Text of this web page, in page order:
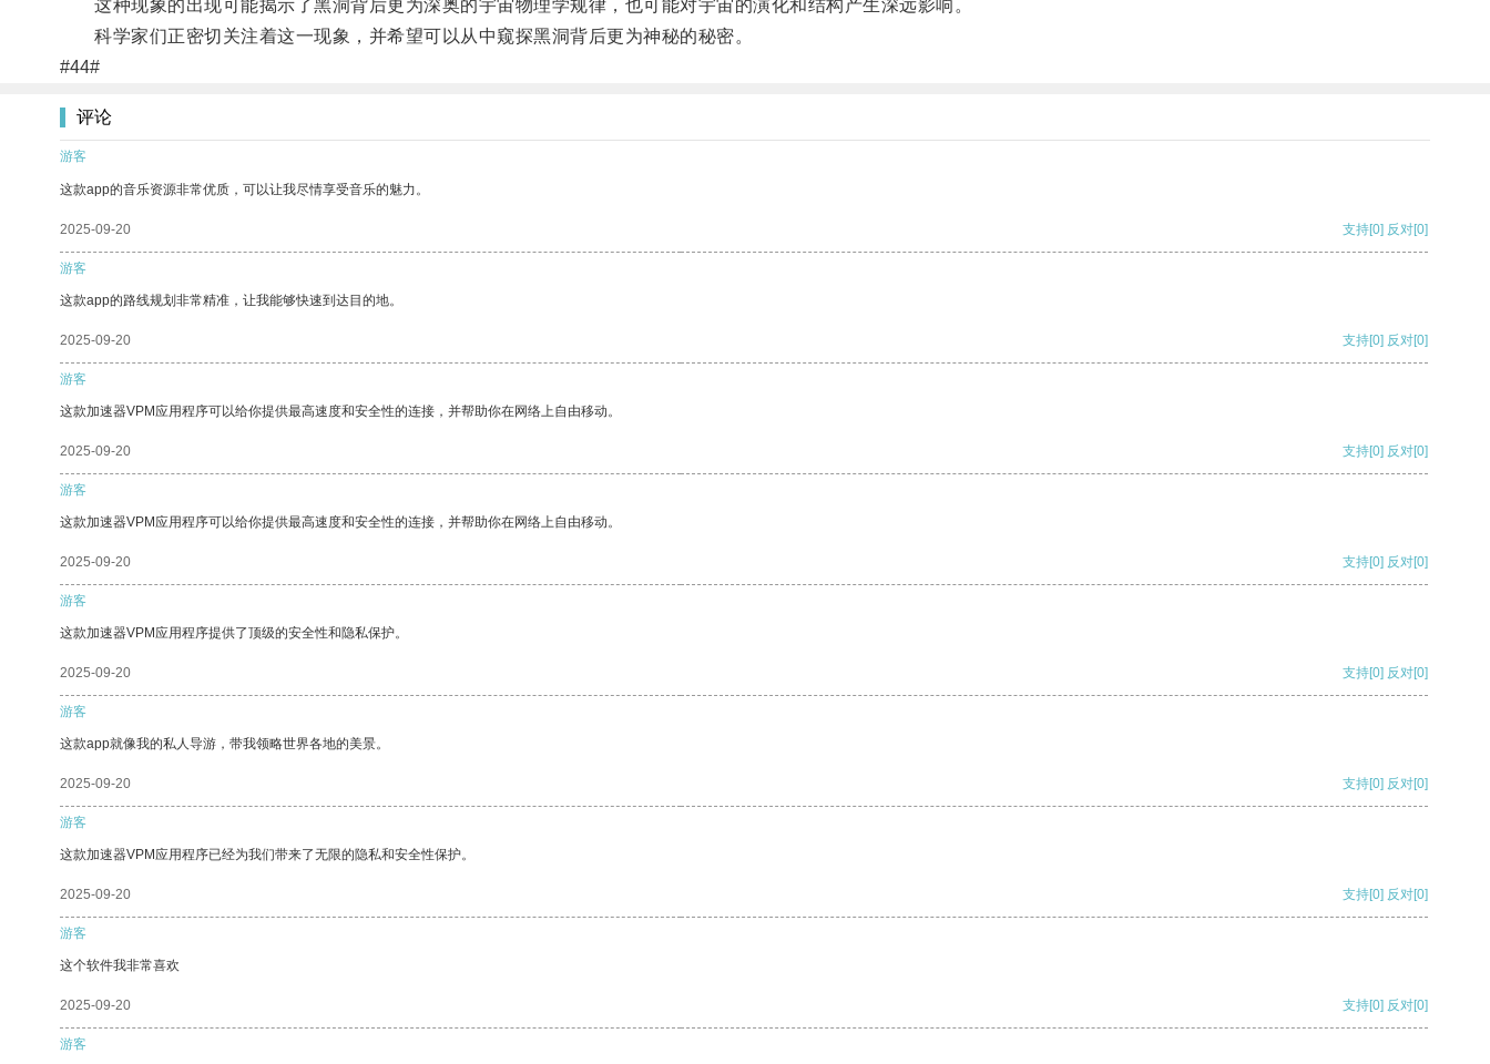
这种现象的出现可能揭示了黑洞背后更为深奥的宇宙物理学规律，也可能对宇宙的演化和结构产生深远影响。
科学家们正密切关注着这一现象，并希望可以从中窥探黑洞背后更为神秘的秘密。
#44#
评论
游客
这款app的音乐资源非常优质，可以让我尽情享受音乐的魅力。
2025-09-20 支持[0] 反对[0]
游客
这款app的路线规划非常精准，让我能够快速到达目的地。
2025-09-20 支持[0] 反对[0]
游客
这款加速器VPM应用程序可以给你提供最高速度和安全性的连接，并帮助你在网络上自由移动。
2025-09-20 支持[0] 反对[0]
游客
这款加速器VPM应用程序可以给你提供最高速度和安全性的连接，并帮助你在网络上自由移动。
2025-09-20 支持[0] 反对[0]
游客
这款加速器VPM应用程序提供了顶级的安全性和隐私保护。
2025-09-20 支持[0] 反对[0]
游客
这款app就像我的私人导游，带我领略世界各地的美景。
2025-09-20 支持[0] 反对[0]
游客
这款加速器VPM应用程序已经为我们带来了无限的隐私和安全性保护。
2025-09-20 支持[0] 反对[0]
游客
这个软件我非常喜欢
2025-09-20 支持[0] 反对[0]
游客